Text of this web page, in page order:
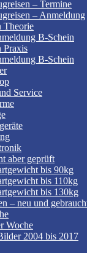
– Termine
– Anmeldung
Theorie
B-Schein
Praxis
B-Schein
Service
aber geprüft
bis 90kg
bis 110kg
bis 130kg
– neu und
Woche
2004 bis 2017